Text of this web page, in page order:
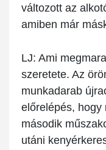
változott az
amiben már
LJ: Ami
szeretete. Az
munkadarab
előrelépés, hogy
második
utáni